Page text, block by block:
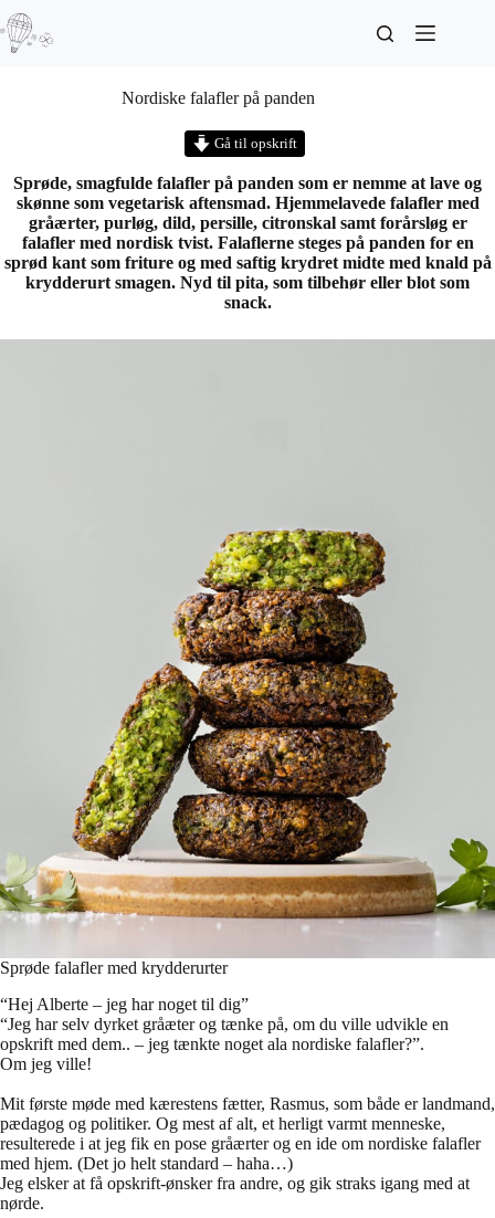
Nordiske falafler på panden
Gå til opskrift
Sprøde, smagfulde falafler på panden som er nemme at lave og
skønne som vegetarisk aftensmad. Hjemmelavede falafler med
gråærter, purløg, dild, persille, citronskal samt forårsløg er
falafler med nordisk tvist. Falaflerne steges på panden for en
sprød kant som friture og med saftig krydret midte med knald på
krydderurt smagen. Nyd til pita, som tilbehør eller blot som
snack.
Sprøde falafler med krydderurter
“Hej Alberte – jeg har noget til dig”
“Jeg har selv dyrket gråæter og tænke på, om du ville udvikle en
opskrift med dem.. – jeg tænkte noget ala nordiske falafler?”.
Om jeg ville!
Mit første møde med kærestens fætter, Rasmus, som både er landmand,
pædagog og politiker. Og mest af alt, et herligt varmt menneske,
resulterede i at jeg fik en pose gråærter og en ide om nordiske falafler
med hjem. (Det jo helt standard – haha…)
Jeg elsker at få opskrift-ønsker fra andre, og gik straks igang med at
nørde.